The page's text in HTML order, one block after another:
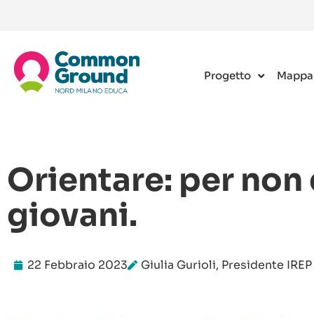
Progetto Mappa
Orientare: per
giovani.
22 Febbraio 2023 Giulia Gurioli, Presidente IREP